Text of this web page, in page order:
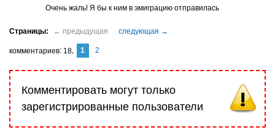
Очень жаль! Я бы к ним в эмиграцию отправилась
комментариев 18 1 2
Комментировать могут только
зарегистрированные пользователи